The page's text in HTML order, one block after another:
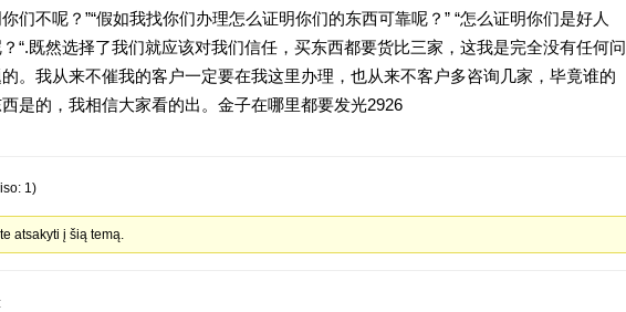
们不呢？”“假如我找你们办理怎么证明你们的东西可靠呢？” “怎么证明你们是好人
“.既然选择了我们就应该对我们信任，买东西都要货比三家，这我是完全没有任何问
。我从来不催我的客户一定要在我这里办理，也从来不客户多咨询几家，毕竟谁的
西是的，我相信大家看的出。金子在哪里都要发光2926
1)
atsakyti į šią temą.